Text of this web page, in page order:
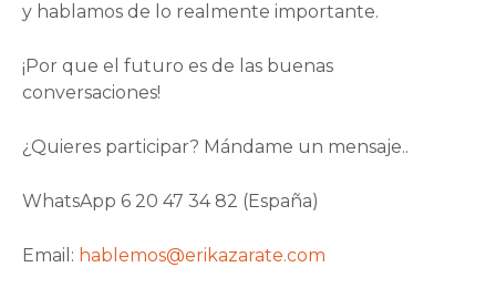
y hablamos de lo realmente importante.
¡Por que el futuro es de las buenas
conversaciones!
¿Quieres participar? Mándame un mensaje..
WhatsApp 6 20 47 34 82 (España)
Email: hablemos@erikazarate.com